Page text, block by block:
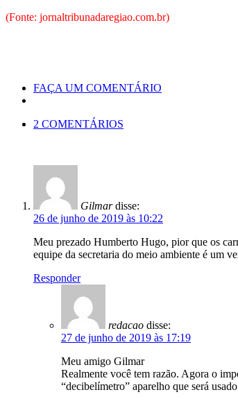
(Fonte: jornaltribunadaregiao.com.br)
FAÇA UM COMENTÁRIO
2 COMENTÁRIOS
Gilmar disse:
26 de junho de 2019 às 10:22
Meu prezado Humberto Hugo, pior que os
equipe da secretaria do meio ambiente é um
Responder
redacao disse:
27 de junho de 2019 às 17:19
Meu amigo Gilmar
Realmente você tem razão. Agora o
“decibelímetro” aparelho que será